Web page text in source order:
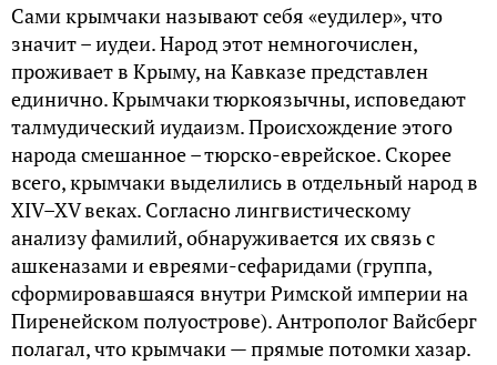
Сами крымчаки называют себя «еудилер», что
значит – иудеи. Народ этот немногочислен,
проживает в Крыму, на Кавказе представлен
единично. Крымчаки тюркоязычны, исповедают
талмудический иудаизм. Происхождение этого
народа смешанное – тюрско-еврейское. Скорее
всего, крымчаки выделились в отдельный народ в
XIV–XV веках. Согласно лингвистическому
анализу фамилий, обнаруживается их связь с
ашкеназами и евреями-сефаридами (группа,
сформировавшаяся внутри Римской империи на
Пиренейском полуострове). Антрополог Вайсберг
полагал, что крымчаки — прямые потомки хазар.